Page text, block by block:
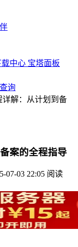
载中心 宝塔面板
询
解：从计划到备
案的全程指导
07-03 22:05 阅读